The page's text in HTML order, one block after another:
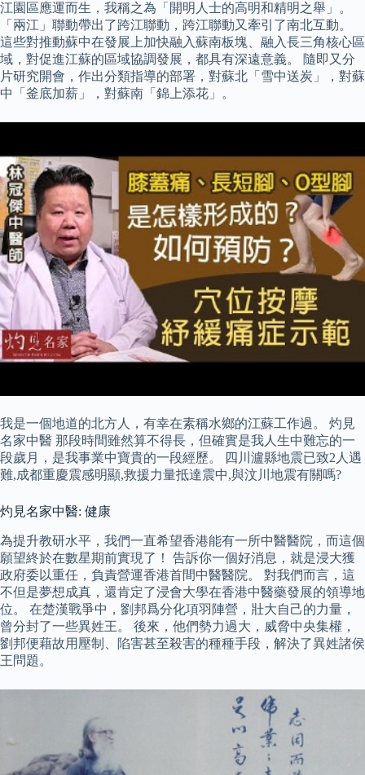
江園區應運而生，我稱之為「開明人士的高明和精明之舉」。
「兩江」聯動帶出了跨江聯動，跨江聯動又牽引了南北互動。
這些對推動蘇中在發展上加快融入蘇南板塊、融入長三角核心區
域，對促進江蘇的區域協調發展，都具有深遠意義。 隨即又分
片研究開會，作出分類指導的部署，對蘇北「雪中送炭」，對蘇
中「釜底加薪」，對蘇南「錦上添花」。
我是一個地道的北方人，有幸在素稱水鄉的江蘇工作過。 灼見
名家中醫 那段時間雖然算不得長，但確實是我人生中難忘的一
段歲月，是我事業中寶貴的一段經歷。 四川瀘縣地震已致2人遇
難,成都重慶震感明顯,救援力量抵達震中,與汶川地震有關嗎?
灼見名家中醫: 健康
為提升教研水平，我們一直希望香港能有一所中醫醫院，而這個
願望終於在數星期前實現了！ 告訴你一個好消息，就是浸大獲
政府委以重任，負責營運香港首間中醫醫院。 對我們而言，這
不但是夢想成真，還肯定了浸會大學在香港中醫藥發展的領導地
位。 在楚漢戰爭中，劉邦爲分化項羽陣營，壯大自己的力量，
曾分封了一些異姓王。 後來，他們勢力過大，威脅中央集權，
劉邦便藉故用壓制、陷害甚至殺害的種種手段，解決了異姓諸侯
王問題。